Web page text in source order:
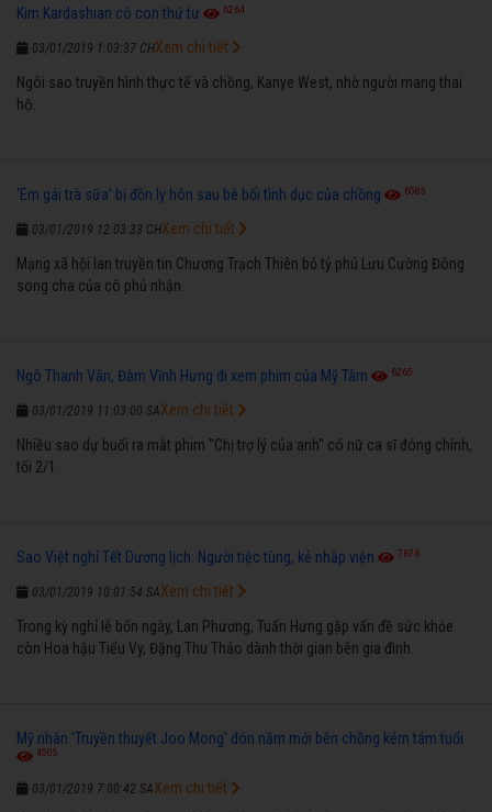
Kim Kardashian có con thứ tư 6264
03/01/2019 1:03:37 CH
Ngôi sao truyền hình thực tế và chồng, Kanye West, nhờ người mang thai
hộ.
Xem chi tiết
'Em gái trà sữa' bị đồn ly hôn sau bê bối tình dục của chồng 6585
03/01/2019 12:03:33 CH
Mạng xã hội lan truyền tin Chương Trạch Thiên bỏ tỷ phú Lưu Cường Đông
song cha của cô phủ nhận.
Xem chi tiết
Ngô Thanh Vân, Đàm Vĩnh Hưng đi xem phim của Mỹ Tâm 6265
03/01/2019 11:03:00 SA
Nhiều sao dự buổi ra mắt phim "Chị trợ lý của anh" có nữ ca sĩ đóng chính,
tối 2/1.
Xem chi tiết
Sao Việt nghỉ Tết Dương lịch: Người tiệc tùng, kẻ nhập viện 7676
03/01/2019 10:01:54 SA
Trong kỳ nghỉ lễ bốn ngày, Lan Phương, Tuấn Hưng gặp vấn đề sức khỏe
còn Hoa hậu Tiểu Vy, Đặng Thu Thảo dành thời gian bên gia đình.
Xem chi tiết
Mỹ nhân 'Truyền thuyết Joo Mong' đón năm mới bên chồng kém tám tuổi
4505
03/01/2019 7:00:42 SAXem chi tiết